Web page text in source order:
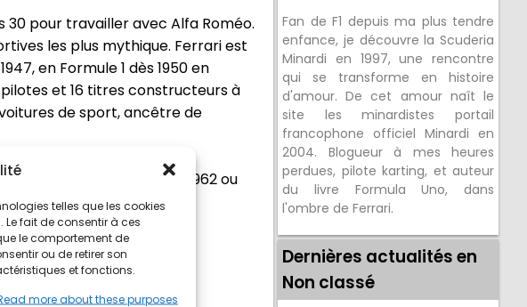
telles que les cookies
fait de consentir à ces
le comportement de
ou de retirer son
et fonctions.
more about these purposes
30 pour travailler avec Alfa Roméo.
les plus mythique. Ferrari est
en Formule 1 dès 1950 en
et 16 titres constructeurs à
de sport, ancêtre de
de 1962 ou
Fan de F1 depuis ma plus tendre
enfance, je découvre la Scuderia
Minardi en 1997, une rencontre
qui se transforme en histoire
d'amour. De cet amour naît le
site les minardistes portail
francophone officiel Minardi en
2004. Blogueur à mes heures
perdues, pilote karting, et auteur
du livre Formula Uno, dans
l'ombre de Ferrari.
Dernières actualités en
Non classé